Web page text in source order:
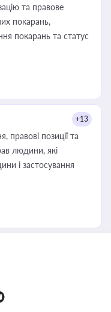
та правове
покарань,
покарань та статус
+13
правові позиції та
людини, які
і застосування